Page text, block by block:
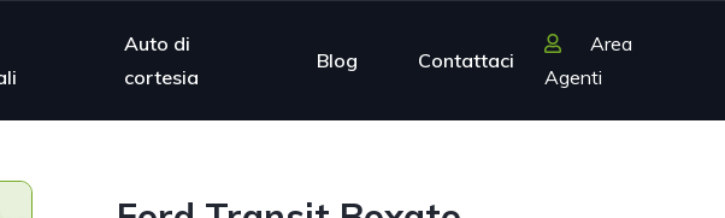
Auto di
cortesia
Blog Contattaci
Area
Agenti